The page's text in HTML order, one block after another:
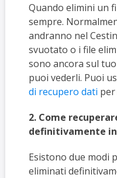
Quando elimini un
sempre.
andranno nel
svuotato o i file
sono ancora sul
puoi vederli. Puoi
di recupero dati
2. Come
definitivamente in
Esistono due modi
eliminati